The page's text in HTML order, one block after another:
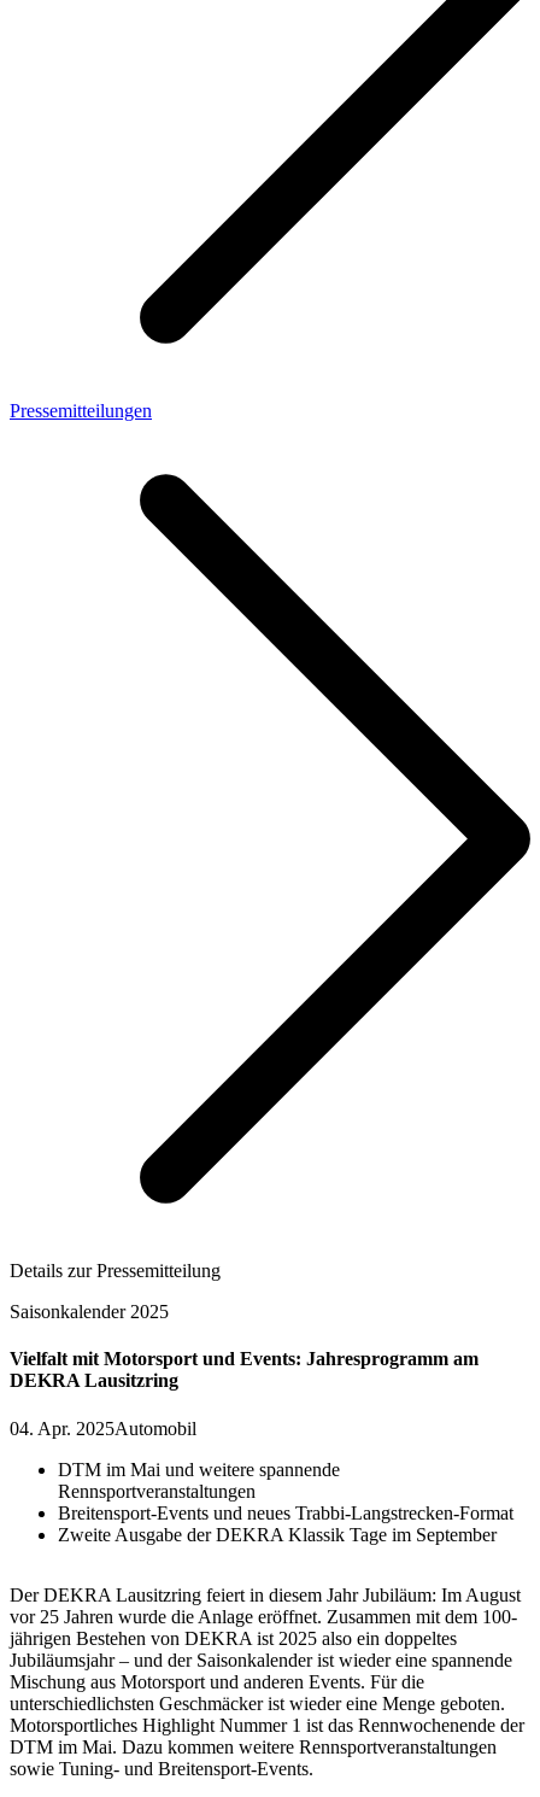
Pressemitteilungen
Details zur Pressemitteilung
Saisonkalender 2025
Vielfalt mit Motorsport und Events: Jahresprogramm am
DEKRA Lausitzring
04. Apr. 2025Automobil
DTM im Mai und weitere spannende
Rennsportveranstaltungen
Breitensport-Events und neues Trabbi-Langstrecken-Format
Zweite Ausgabe der DEKRA Klassik Tage im September
Der DEKRA Lausitzring feiert in diesem Jahr Jubiläum: Im August
vor 25 Jahren wurde die Anlage eröffnet. Zusammen mit dem 100-
jährigen Bestehen von DEKRA ist 2025 also ein doppeltes
Jubiläumsjahr – und der Saisonkalender ist wieder eine spannende
Mischung aus Motorsport und anderen Events. Für die
unterschiedlichsten Geschmäcker ist wieder eine Menge geboten.
Motorsportliches Highlight Nummer 1 ist das Rennwochenende der
DTM im Mai. Dazu kommen weitere Rennsportveranstaltungen
sowie Tuning- und Breitensport-Events.